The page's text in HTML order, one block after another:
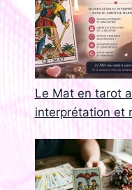
Le Mat en tarot
interprétation et